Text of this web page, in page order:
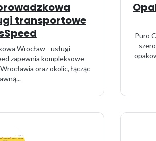
transportowe
Wrocław - usługi
zapewnia kompleksowe
oraz okolic, łącząc
Puro